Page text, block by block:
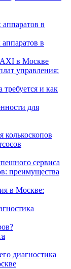
в
в
в Москве
управления:
и как
для
колькоскопов
сервиса
преимущества
в Москве:
диагностика